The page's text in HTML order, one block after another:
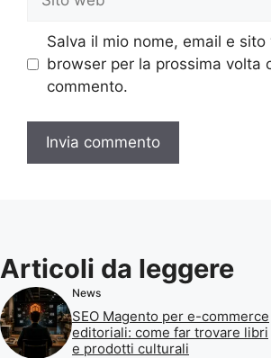
web
Salva il mio nome, email e
browser per la prossima volta
commento.
Articoli da leggere
News
SEO Magento per e-commerce
editoriali: come far trovare libri
e prodotti culturali